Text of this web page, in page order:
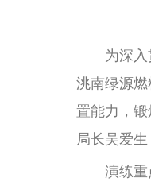
为深入贯
洮南绿源
置能力，
局长吴爱
演练重点